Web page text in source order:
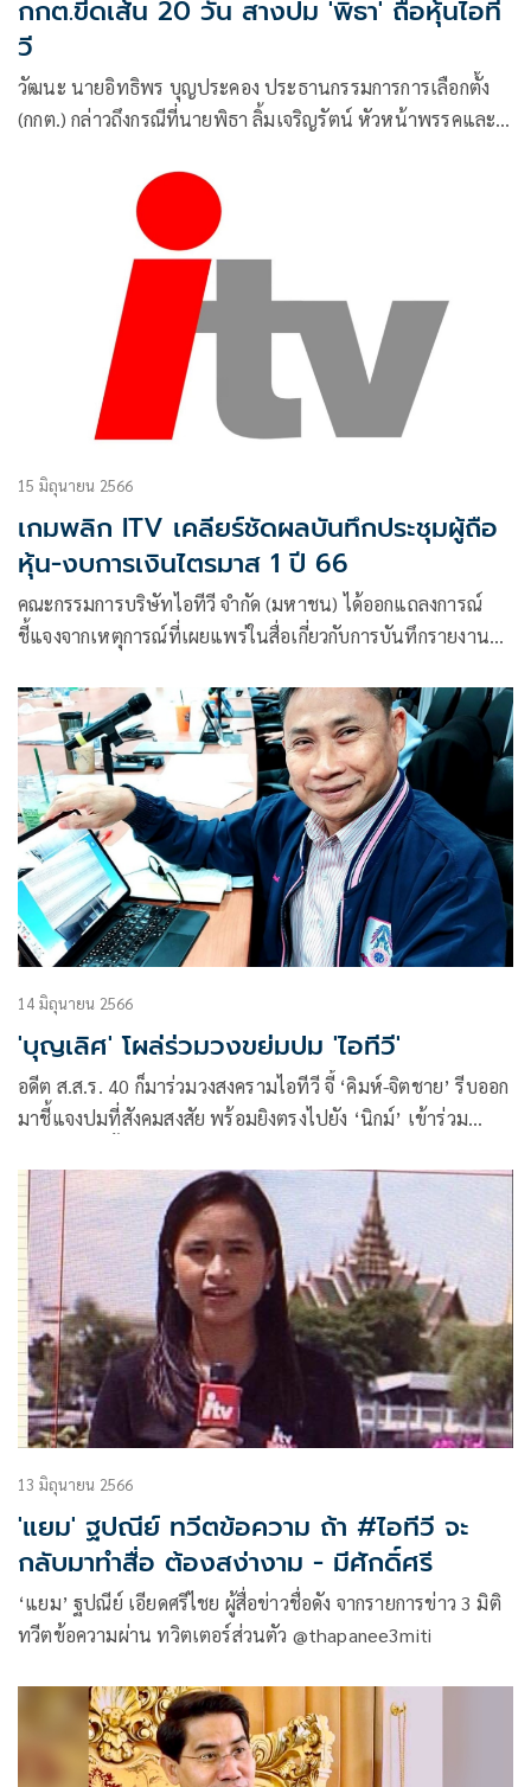
กกต.ขีดเส้น 20 วัน สางปม 'พิธา' ถือหุ้นไอที
วี
วัฒนะ นายอิทธิพร บุญประคอง ประธานกรรมการการเลือกตั้ง
(กกต.) กล่าวถึงกรณีที่นายพิธา ลิ้มเจริญรัตน์ หัวหน้าพรรคและ
15 มิถุนายน 2566
เกมพลิก ITV เคลียร์ชัดผลบันทึกประชุมผู้ถือ
หุ้น-งบการเงินไตรมาส 1 ปี 66
คณะกรรมการบริษัทไอทีวี จำกัด (มหาชน) ได้ออกแถลงการณ์
ชี้แจงจากเหตุการณ์ที่เผยแพร่ในสื่อเกี่ยวกับการบันทึกรายงาน
ประชุม”) แบบนำส่งงบการ
14 มิถุนายน 2566
'บุญเลิศ' โผล่ร่วมวงขย่มปม 'ไอทีวี'
อดีต ส.ส.ร. 40 ก็มาร่วมวงสงครามไอทีวี จี้ ‘คิมห์-จิตชาย’ รีบออก
มาชี้แจงปมที่สังคมสงสัย พร้อมยิงตรงไปยัง ‘นิกม์’ เข้าร่วม
13 มิถุนายน 2566
'แยม' ฐปณีย์ ทวีตข้อความ ถ้า #ไอทีวี จะ
กลับมาทำสื่อ ต้องสง่างาม - มีศักดิ์ศรี
‘แยม’ ฐปณีย์ เอียดศรีไชย ผู้สื่อข่าวชื่อดัง จากรายการข่าว 3 มิติ
ทวีตข้อความผ่าน ทวิตเตอร์ส่วนตัว @thapanee3miti